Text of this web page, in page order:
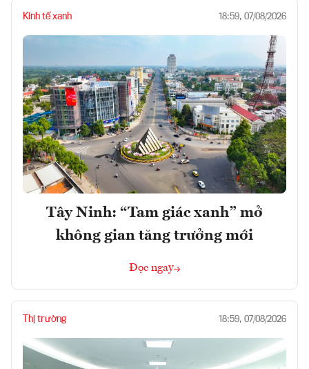
Kinh tế xanh 18:59, 07/08/2026
Tây Ninh: “Tam giác xanh” mở
không gian tăng trưởng mới
Đọc ngay
Thị trường 18:59, 07/08/2026